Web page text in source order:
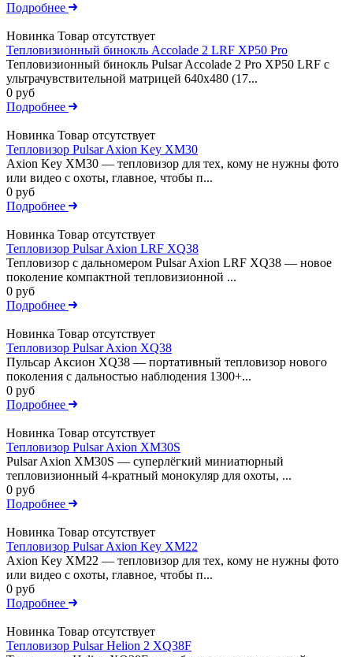
Подробнее
Новинка Товар отсутствует
Тепловизионный бинокль Accolade 2 LRF XP50 Pro
Тепловизионный бинокль Pulsar Accolade 2 Pro XP50 LRF с
ультрачувствительной матрицей 640x480 (17...
0 руб
Подробнее
Новинка Товар отсутствует
Тепловизор Pulsar Axion Key XM30
Axion Key XM30 — тепловизор для тех, кому не нужны фото
или видео с охоты, главное, чтобы п...
0 руб
Подробнее
Новинка Товар отсутствует
Тепловизор Pulsar Axion LRF XQ38
Тепловизор с дальномером Pulsar Axion LRF XQ38 — новое
поколение компактной тепловизионной ...
0 руб
Подробнее
Новинка Товар отсутствует
Тепловизор Pulsar Axion XQ38
Пульсар Аксион XQ38 — портативный тепловизор нового
поколения с дальностью наблюдения 1300+...
0 руб
Подробнее
Новинка Товар отсутствует
Тепловизор Pulsar Axion XM30S
Pulsar Axion XM30S — суперлёгкий миниатюрный
тепловизионный 4-кратный монокуляр для охоты, ...
0 руб
Подробнее
Новинка Товар отсутствует
Тепловизор Pulsar Axion Key XM22
Axion Key XM22 — тепловизор для тех, кому не нужны фото
или видео с охоты, главное, чтобы п...
0 руб
Подробнее
Новинка Товар отсутствует
Тепловизор Pulsar Helion 2 XQ38F